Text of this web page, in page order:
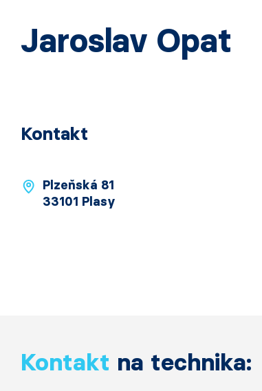
Jaroslav Opat
Kontakt
Plzeňská 81
33101 Plasy
Kontakt na technika: